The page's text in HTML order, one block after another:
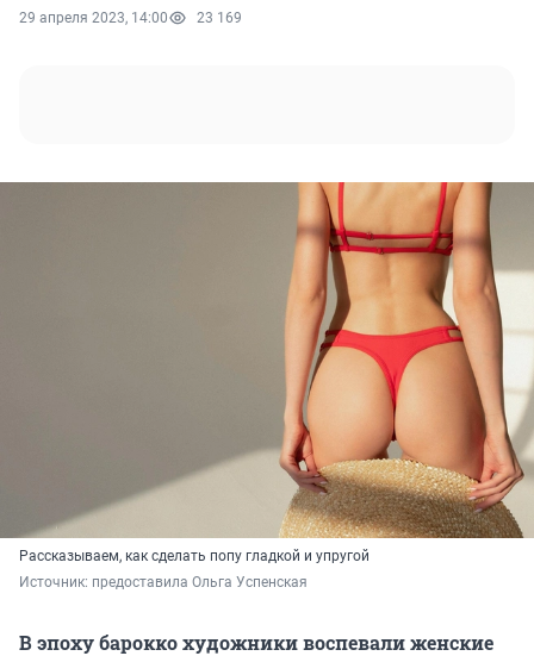
29 апреля 2023, 14:00 23 169
Рассказываем, как сделать попу гладкой и упругой
Источник: предоставила Ольга Успенская
В эпоху барокко художники воспевали женские